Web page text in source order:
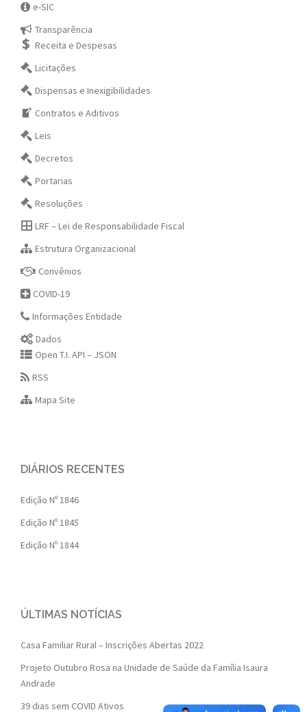
e-SIC
Transparência
Receita e Despesas
Licitações
Dispensas e Inexigibilidades
Contratos e Aditivos
Leis
Decretos
Portarias
Resoluções
LRF – Lei de Responsabilidade Fiscal
Estrutura Organizacional
Convênios
COVID-19
Informações Entidade
Dados
Open T.I. API – JSON
RSS
Mapa Site
DIÁRIOS RECENTES
Edição Nº 1846
Edição Nº 1845
Edição Nº 1844
ÚLTIMAS NOTÍCIAS
Casa Familiar Rural – Inscrições Abertas 2022
Projeto Outubro Rosa na Unidade de Saúde da Família Isaura
Andrade
39 dias sem COVID Ativos